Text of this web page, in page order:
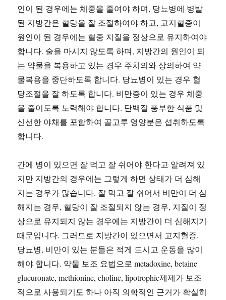
인이 된 경우에는 체중을 줄여야 하며, 당뇨병에 병발
된 지방간은 혈당을 잘 조절하여야 하고, 고지혈증이
원인이 된 경우에는 혈중 지질을 정상으로 유지하여야
합니다. 술을 마시지 않도록 하며, 지방간의 원인이 되
는 약물을 복용하고 있는 경우 주치의와 상의하여 약
물복용을 중단하도록 합니다. 당뇨병이 있는 경우 혈
당조절을 잘 하도록 합니다. 비만증이 있는 경우 체중
을 줄이도록 노력해야 합니다. 단백질 풍부한 식품 및
신선한 야채를 포함하여 골고루 영양분은 섭취하도록
합니다.
간에 병이 있으면 잘 먹고 잘 쉬어야 한다고 알려져 있
지만 지방간의 경우에는 그렇게 하면 상태가 더 심해
지는 경우가 많습니다. 잘 먹고 잘 쉬어서 비만이 더 심
해지는 경우, 혈당이 잘 조절되지 않는 경우, 지질이 정
상으로 유지되지 않는 경우에는 지방간이 더 심해지기
때문입니다. 그러므로 지방간이 있으면서 고지혈증,
당뇨병, 비만이 있는 분들은 적게 드시고 운동을 많이
해야 합니다. 약물 보조 요법으로 metadoxine, betaine
glucuronate, methionine, choline, lipotrophic제제가 보조
적으로 사용되기도 하나 아직 의학적인 근거가 확실히